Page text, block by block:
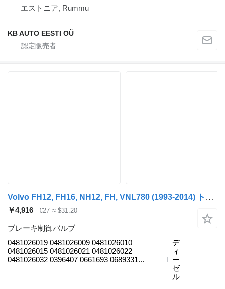
エストニア, Rummu
KB AUTO EESTI OÜ
Volvo FH12, FH16, NH12, FH, VNL780 (1993-2014) トラックのためのBosch FH12 1シリーズ (01.93-12.02) 0481026019 ブレーキ制御バルブ
￥4,916 €27 ≈ $31.20
ブレーキ制御バルブ
0481026019 0481026009 0481026010
0481026015 0481026021 0481026022
0481026032 0396407 0661693 0689331...
デ
ィ
ー
ゼ
ル